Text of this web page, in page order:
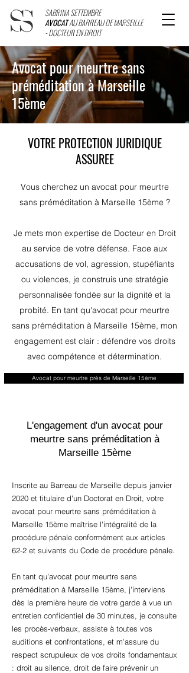
SABRINA SETTEMBRE
AVOCATAU BARREAU DE MARSEILLE
- DOCTEUR EN DROIT
Avocat pour meurtre sans
préméditation à Marseille
15ème
VOTRE PROTECTION JURIDIQUE
ASSUREE
Vous cherchez un avocat pour meurtre
sans préméditation à Marseille 15ème ?
Je mets mon expertise de Docteur en Droit
au service de votre défense. Face aux
accusations de vol, agression, stupéfiants
ou violences, je construis une stratégie
personnalisée fondée sur la dignité et la
probité. En tant qu'avocat pour meurtre
sans préméditation à Marseille 15ème, mon
engagement est clair : défendre vos droits
avec compétence et détermination.
Avocat pour meurtre près de Marseille 15ème
L'engagement d'un avocat pour
meurtre sans préméditation à
Marseille 15ème
Inscrite au Barreau de Marseille depuis janvier
2020 et titulaire d'un Doctorat en Droit, votre
avocat pour meurtre sans préméditation à
Marseille 15ème maîtrise l'intégralité de la
procédure pénale conformément aux articles
62-2 et suivants du Code de procédure pénale.
En tant qu'avocat pour meurtre sans
préméditation à Marseille 15ème, j'interviens
dès la première heure de votre garde à vue un
entretien confidentiel de 30 minutes, je consulte
les procès-verbaux, assiste à toutes vos
auditions et confrontations, et m'assure du
respect scrupuleux de vos droits fondamentaux
: droit au silence, droit de faire prévenir un